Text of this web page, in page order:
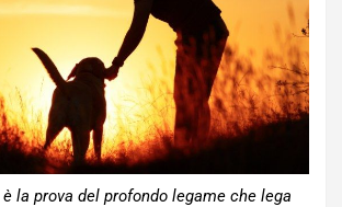
la prova del profondo legame che lega